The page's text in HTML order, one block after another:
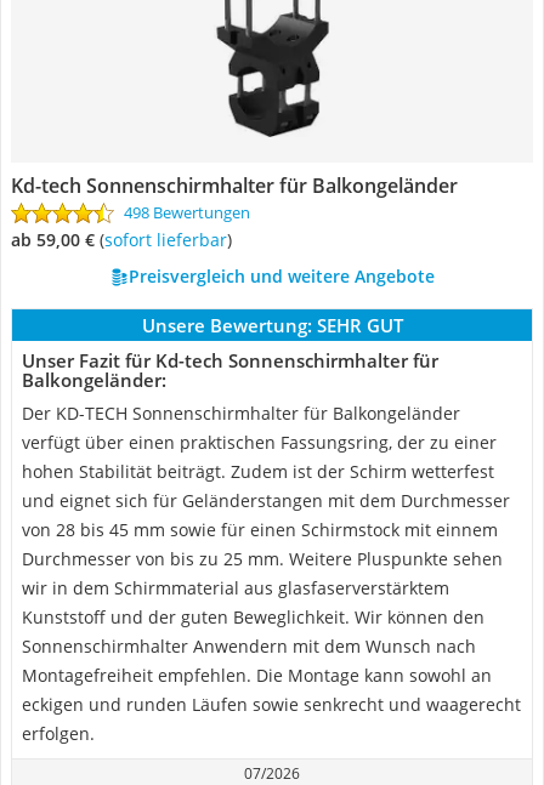
Kd-tech Sonnenschirmhalter für Balkongeländer
498 Bewertungen
ab 59,00 € ( Sofort lieferbar)
Preisvergleich und weitere Angebote
Unsere Bewertung: SEHR GUT
Unser Fazit für Kd-tech Sonnenschirmhalter für
Balkongeländer:
Der KD-TECH Sonnenschirmhalter für Balkongeländer
verfügt über einen praktischen Fassungsring, der zu einer
hohen Stabilität beiträgt. Zudem ist der Schirm wetterfest
und eignet sich für Geländerstangen mit dem Durchmesser
von 28 bis 45 mm sowie für einen Schirmstock mit einnem
Durchmesser von bis zu 25 mm. Weitere Pluspunkte sehen
wir in dem Schirmmaterial aus glasfaserverstärktem
Kunststoff und der guten Beweglichkeit. Wir können den
Sonnenschirmhalter Anwendern mit dem Wunsch nach
Montagefreiheit empfehlen. Die Montage kann sowohl an
eckigen und runden Läufen sowie senkrecht und waagerecht
erfolgen.
07/2026